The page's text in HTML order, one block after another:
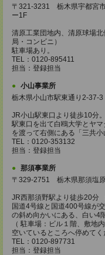
〒321-3231 栃木県宇都宮
ー1F
清原工業団地内、清原球場
局・コンビニ）
駐車場あり。
TEL：0120-895411
担当：登録担当
小山事業所
栃木県小山市駅東通り2-37-
JR小山駅東口より徒歩10分。
駅東口を出て白鴎大学とヤ
を渡って右側にある「三共
TEL：0120-353132
担当：登録担当
那須事業所
〒329-2751 栃木県那須塩
JR西那須野駅より徒歩20分
国道4号線と国道400号線が
の斜め向かいにある、白い4
（ 駐車場：ビル１階、敷地
空いているところへ停めてく
TEL：0120-897731
担当：登録担当